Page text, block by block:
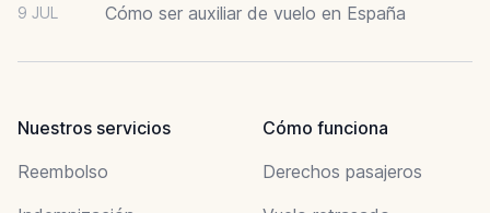
9 JUL Cómo ser auxiliar de vuelo en España
Nuestros servicios
Reembolso
Cómo funciona
Derechos pasajeros